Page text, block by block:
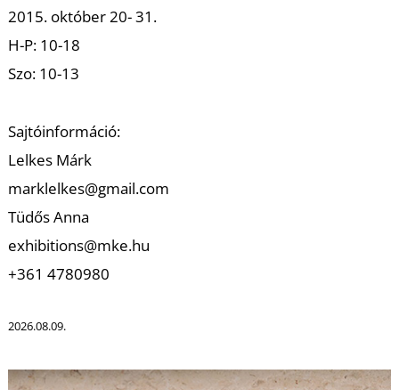
2015. október 20- 31.
H-P: 10-18
Szo: 10-13
Sajtóinformáció:
Lelkes Márk
marklelkes@gmail.com
Tüdős Anna
exhibitions@mke.hu
+361 4780980
2026.08.09.